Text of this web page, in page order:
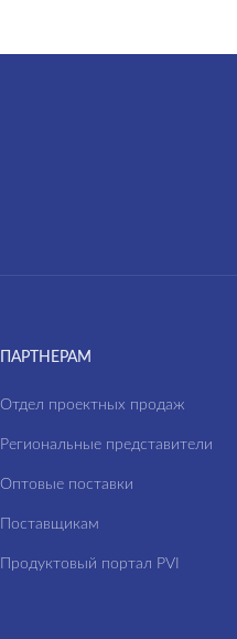
ПАРТНЕРАМ
Отдел проектных продаж
Региональные представители
Оптовые поставки
Поставщикам
Продуктовый портал PVI